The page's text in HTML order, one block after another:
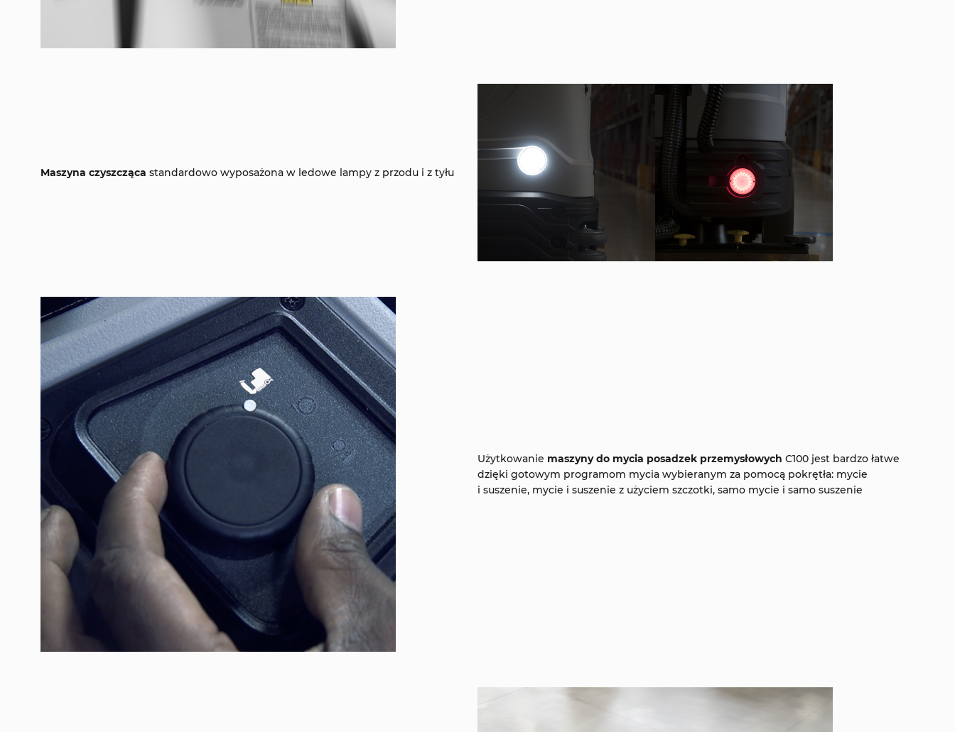
Maszyna czyszcząca standardowo wyposażona w ledowe lampy z przodu i z tyłu
Użytkowanie maszyny do mycia posadzek przemysłowych C100 jest bardzo łatwe
dzięki gotowym programom mycia wybieranym za pomocą pokrętła: mycie
i suszenie, mycie i suszenie z użyciem szczotki, samo mycie i samo suszenie